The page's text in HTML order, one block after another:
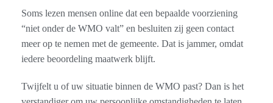
Soms lezen mensen online dat een bepaalde voorziening
“niet onder de WMO valt” en besluiten zij geen contact
meer op te nemen met de gemeente. Dat is jammer, omdat
iedere beoordeling maatwerk blijft.
Twijfelt u of uw situatie binnen de WMO past? Dan is het